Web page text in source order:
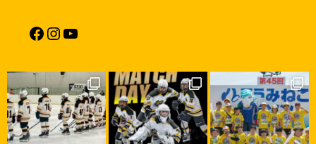
Facebook
Instagram
YouTube